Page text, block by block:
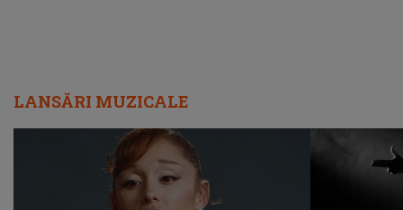
LANSĂRI MUZICALE